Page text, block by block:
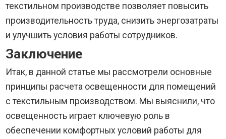
текстильном производстве позволяет повысить
производительность труда, снизить энергозатраты
и улучшить условия работы сотрудников.
Заключение
Итак, в данной статье мы рассмотрели основные
принципы расчета освещенности для помещений
с текстильным производством. Мы выяснили, что
освещенность играет ключевую роль в
обеспечении комфортных условий работы для